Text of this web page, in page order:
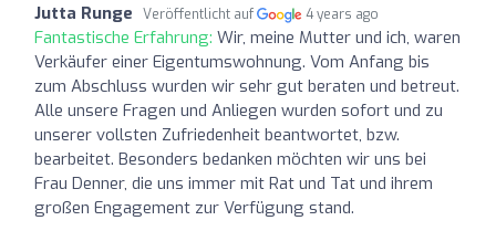
Jutta Runge Veröffentlicht auf 4 years ago
Fantastische Erfahrung: Wir, meine Mutter und ich, waren
Verkäufer einer Eigentumswohnung. Vom Anfang bis
zum Abschluss wurden wir sehr gut beraten und betreut.
Alle unsere Fragen und Anliegen wurden sofort und zu
unserer vollsten Zufriedenheit beantwortet, bzw.
bearbeitet. Besonders bedanken möchten wir uns bei
Frau Denner, die uns immer mit Rat und Tat und ihrem
großen Engagement zur Verfügung stand.